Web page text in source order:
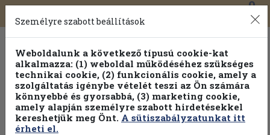
Toggle
navigation
0
Személyre szabott beállítások
Weboldalunk a következő típusú cookie-kat
alkalmazza: (1) weboldal működéséhez szükséges
technikai cookie, (2) funkcionális cookie, amely a
szolgáltatás igénybe vételét teszi az Ön számára
könnyebbé és gyorsabbá, (3) marketing cookie,
amely alapján személyre szabott hirdetésekkel
kereshetjük meg Önt. A sütiszabályzatunkat itt
érheti el.